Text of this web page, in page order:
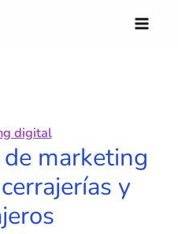
digital
marketing
y